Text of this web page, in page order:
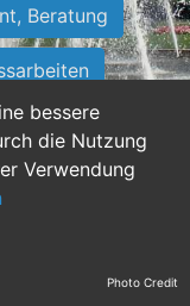
bessere
die Nutzung
Verwendung
Beratung
Photo Credit